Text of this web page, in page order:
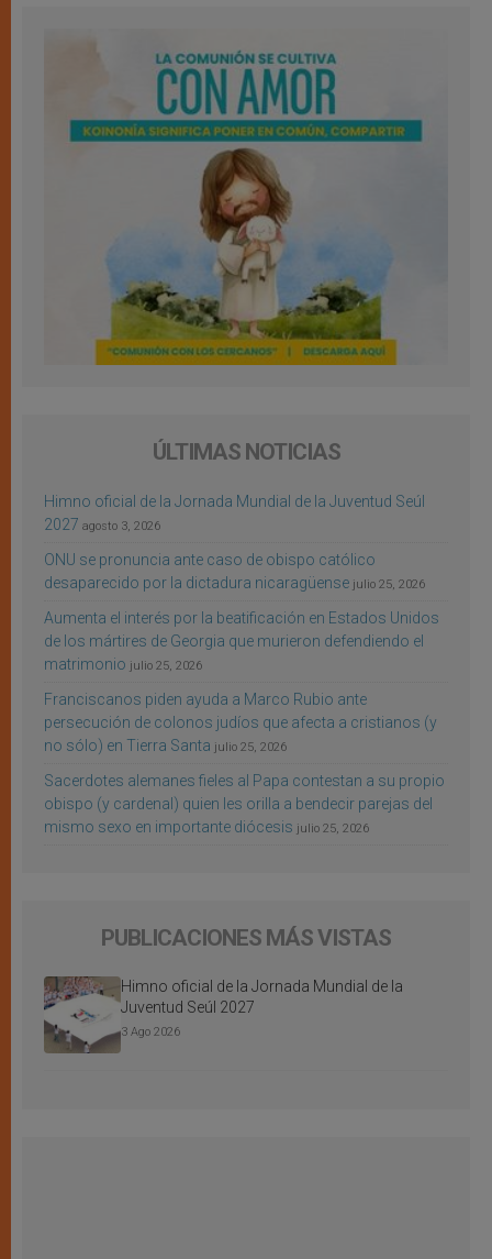
ÚLTIMAS NOTICIAS
Himno oficial de la Jornada Mundial de la Juventud Seúl
2027 agosto 3, 2026
ONU se pronuncia ante caso de obispo católico
desaparecido por la dictadura nicaragüense julio 25, 2026
Aumenta el interés por la beatificación en Estados Unidos
de los mártires de Georgia que murieron defendiendo el
matrimonio julio 25, 2026
Franciscanos piden ayuda a Marco Rubio ante
persecución de colonos judíos que afecta a cristianos (y
no sólo) en Tierra Santa julio 25, 2026
Sacerdotes alemanes fieles al Papa contestan a su propio
obispo (y cardenal) quien les orilla a bendecir parejas del
mismo sexo en importante diócesis julio 25, 2026
PUBLICACIONES MÁS VISTAS
Himno oficial de la Jornada Mundial de la
Juventud Seúl 2027
3 Ago 2026